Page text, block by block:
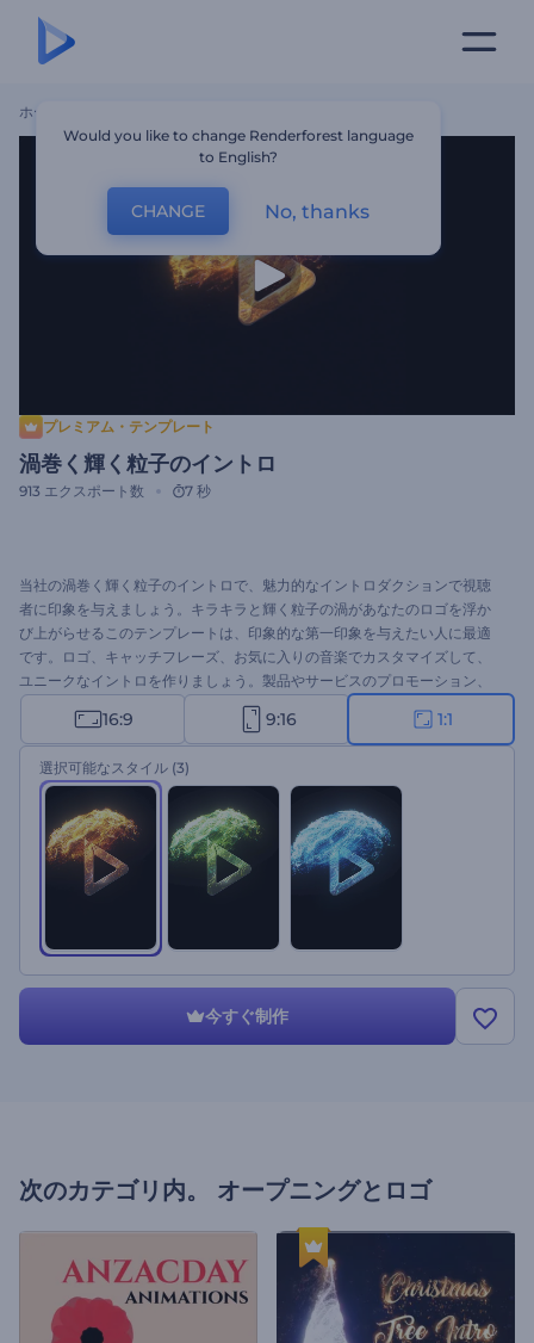
ホーム
プレミアム・テンプレート
渦巻く輝く粒子のイントロ
913 エクスポート数 7 秒
当社の渦巻く輝く粒子のイントロで、魅力的なイントロダクションで視聴
者に印象を与えましょう。キラキラと輝く粒子の渦があなたのロゴを浮か
び上がらせるこのテンプレートは、印象的な第一印象を与えたい人に最適
です。ロゴ、キャッチフレーズ、お気に入りの音楽でカスタマイズして、
ユニークなイントロを作りましょう。製品やサービスのプロモーション、
チャンネルのイントロやアウトロ、プレゼンテーションのオープニング、
テレビコマーシャルなどに最適です。今すぐ作成して、あなたのブランド
を輝かせましょう！
16:9 9:16 1:1
選択可能なスタイル (3)
今すぐ制作
次のカテゴリ内。 オープニングとロゴ
Would you like to change Renderforest language
to English?
CHANGE No, thanks